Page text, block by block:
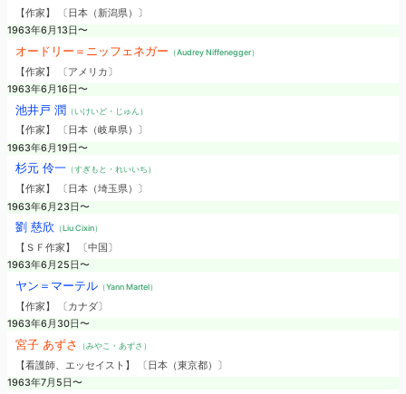
【作家】 〔日本（新潟県）〕
1963年6月13日〜
オードリー＝ニッフェネガー （Audrey Niffenegger）
【作家】 〔アメリカ〕
1963年6月16日〜
池井戸 潤 （いけいど・じゅん）
【作家】 〔日本（岐阜県）〕
1963年6月19日〜
杉元 伶一（すぎもと・れいいち）
【作家】 〔日本（埼玉県）〕
1963年6月23日〜
劉 慈欣 （Liu Cixin）
【ＳＦ作家】 〔中国〕
1963年6月25日〜
ヤン＝マーテル（Yann Martel）
【作家】 〔カナダ〕
1963年6月30日〜
宮子 あずさ （みやこ・あずさ）
【看護師、エッセイスト】 〔日本（東京都）〕
1963年7月5日〜